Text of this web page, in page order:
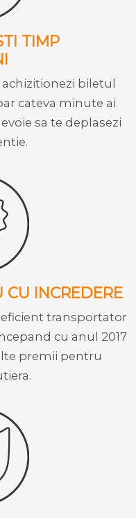
TIMP
biletul
cateva minute ai
sa te deplasezi
CU INCREDERE
transportator
cu anul 2017
premii pentru